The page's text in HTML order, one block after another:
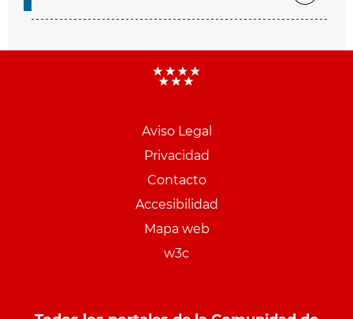
Aviso Legal
Privacidad
Contacto
Accesibilidad
Mapa web
w3c